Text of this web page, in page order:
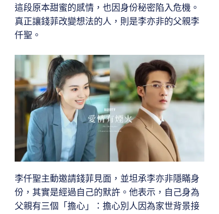
這段原本甜蜜的感情，也因身份秘密陷入危機。
真正讓錢菲改變想法的人，則是李亦非的父親李
仟聖。
李仟聖主動邀請錢菲見面，並坦承李亦非隱瞞身
份，其實是經過自己的默許。他表示，自己身為
父親有三個「擔心」：擔心別人因為家世背景接